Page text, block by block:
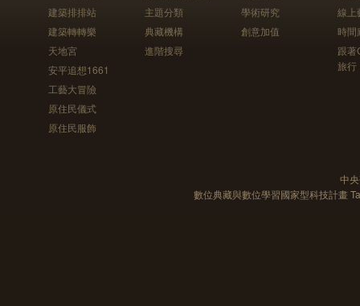
建築排排站
建築轉轉樂
天地宮
安平追想1661
工藝大冒險
原住民儀式
原住民服飾
主題分類
典藏機構
進階搜尋
學術研究
創意加值
線上
時間
跟
旅行
中
數位典藏與數位學習國家型科技計畫